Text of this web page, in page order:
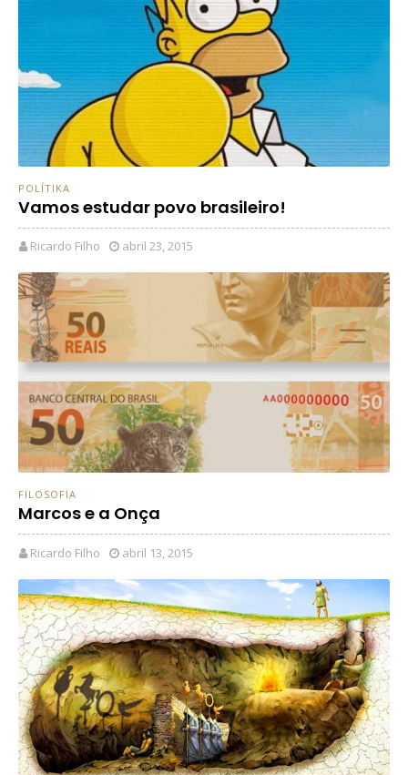
POLÍTIKA
Vamos estudar povo brasileiro!
Ricardo Filho abril 23, 2015
FILOSOFIA
Marcos e a Onça
Ricardo Filho abril 13, 2015